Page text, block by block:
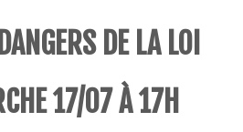
DE LA LOI
17/07 À 17H